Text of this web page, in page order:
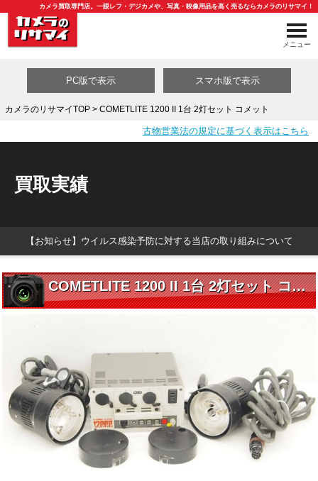
カメラ買取専門店。一眼レフ・デジカメや、写真・映像用品を高く売るならカメラのリサマイ！
メニュー
買取カテゴリ一覧
PC版で表示 スマホ版で表示
カメラのリサマイTOP> COMETLITE 1200 II 1台 2灯セット コメット
古物営業法の規定に基づく表示はこちら
買取実績
【お知らせ】ウイルス感染予防に対する当店の取り組みについて
COMETLITE 1200 II 1台 2灯セット コメット